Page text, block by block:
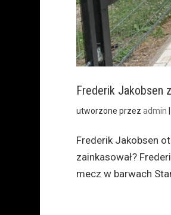
Frederik Jakobsen
utworzone przez admin
Frederik Jakobsen
zainkasował?
mecz w barwach